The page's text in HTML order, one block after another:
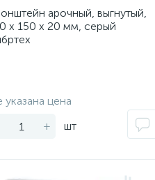
арочный, выгнутый,
х 150 х 20 мм, серый
указана цена
+ шт